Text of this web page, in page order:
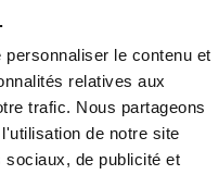
le contenu et
relatives aux
trafic. Nous partageons
de notre site
de publicité et